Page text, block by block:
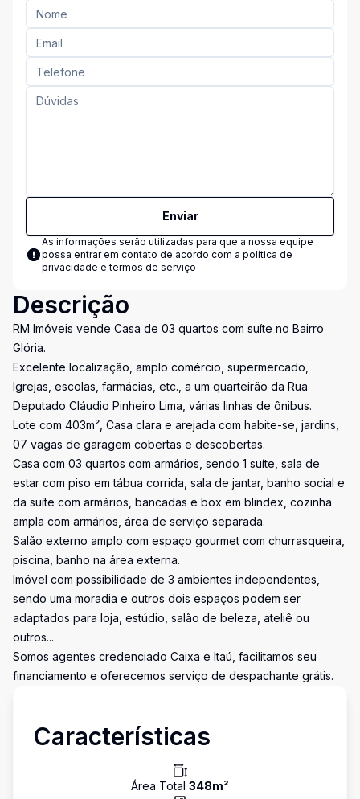
Enviar
As informações serão utilizadas para que a nossa equipe
possa entrar em contato de acordo com a política de
privacidade e termos de serviço
Descrição
RM Imóveis vende Casa de 03 quartos com suíte no Bairro
Glória.
Excelente localização, amplo comércio, supermercado,
Igrejas, escolas, farmácias, etc., a um quarteirão da Rua
Deputado Cláudio Pinheiro Lima, várias linhas de ônibus.
Lote com 403m², Casa clara e arejada com habite-se, jardins,
07 vagas de garagem cobertas e descobertas.
Casa com 03 quartos com armários, sendo 1 suíte, sala de
estar com piso em tábua corrida, sala de jantar, banho social e
da suíte com armários, bancadas e box em blindex, cozinha
ampla com armários, área de serviço separada.
Salão externo amplo com espaço gourmet com churrasqueira,
piscina, banho na área externa.
Imóvel com possibilidade de 3 ambientes independentes,
sendo uma moradia e outros dois espaços podem ser
adaptados para loja, estúdio, salão de beleza, ateliê ou
outros...
Somos agentes credenciado Caixa e Itaú, facilitamos seu
financiamento e oferecemos serviço de despachante grátis.
Características
Área Total 348m²